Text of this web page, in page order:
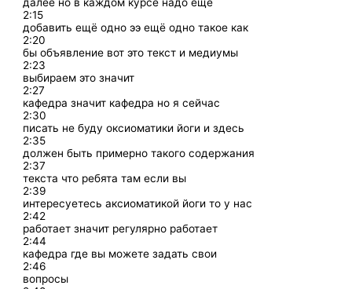
2:15
добавить ещё одно ээ ещё одно такое как
2:20
бы объявление вот это текст и медиумы
2:23
выбираем это значит
2:27
кафедра значит кафедра но я сейчас
2:30
писать не буду оксиоматики йоги и здесь
2:35
должен быть примерно такого содержания
2:37
текста что ребята там если вы
2:39
интересуетесь аксиоматикой йоги то у нас
2:42
работает значит регулярно работает
2:44
кафедра где вы можете задать свои
2:46
вопросы